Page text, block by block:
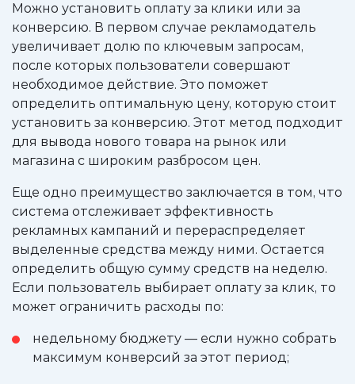
Можно установить оплату за клики или за
конверсию. В первом случае рекламодатель
увеличивает долю по ключевым запросам,
после которых пользователи совершают
необходимое действие. Это поможет
определить оптимальную цену, которую стоит
установить за конверсию. Этот метод подходит
для вывода нового товара на рынок или
магазина с широким разбросом цен.
Еще одно преимущество заключается в том, что
система отслеживает эффективность
рекламных кампаний и перераспределяет
выделенные средства между ними. Остается
определить общую сумму средств на неделю.
Если пользователь выбирает оплату за клик, то
может ограничить расходы по:
недельному бюджету — если нужно собрать
максимум конверсий за этот период;